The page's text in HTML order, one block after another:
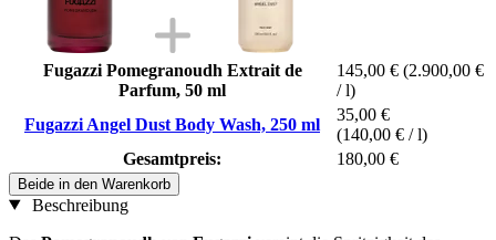
Fugazzi Pomegranoudh Extrait de
Parfum, 50 ml
145,00 € (2.900,00 €
/ l)
Fugazzi Angel Dust Body Wash, 250 ml
35,00 €
(140,00 € / l)
Gesamtpreis:
180,00 €
Beide in den Warenkorb
Beschreibung